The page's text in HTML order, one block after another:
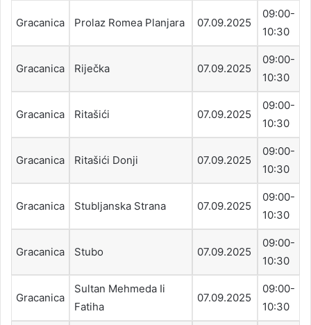
Gracanica Prolaz Romea Planjara 07.09.2025
09:00-
10:30
Gracanica Riječka 07.09.2025
09:00-
10:30
Gracanica Ritašići 07.09.2025
09:00-
10:30
Gracanica Ritašići Donji 07.09.2025
09:00-
10:30
Gracanica Stubljanska Strana 07.09.2025
09:00-
10:30
Gracanica Stubo 07.09.2025
09:00-
10:30
Gracanica
Sultan Mehmeda Ii
Fatiha
07.09.2025
09:00-
10:30